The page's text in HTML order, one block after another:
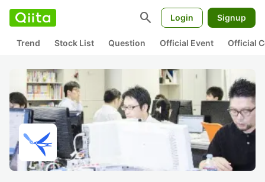
search Login Signup
Trend Stock List Question Official Event Official